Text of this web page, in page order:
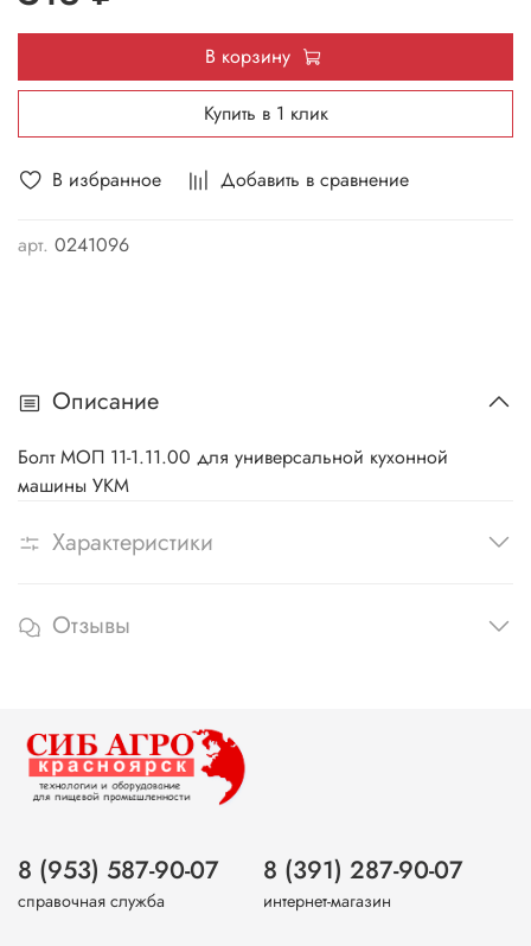
В избранное Добавить в сравнение
арт. 0241096
В корзину
Купить в 1 клик
Описание
Болт МОП 11-1.11.00 для универсальной кухонной
машины УКМ
Характеристики
Отзывы
8 (953) 587-90-07
справочная служба
8 (391) 287-90-07
интернет-магазин